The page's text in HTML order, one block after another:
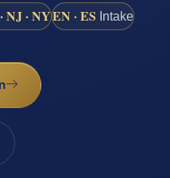
NJ · NYEN · ES Intake